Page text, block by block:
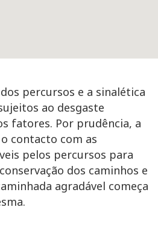
percursos e a sinalética
ao desgaste
fatores. Por prudência, a
contacto com as
pelos percursos para
dos caminhos e
agradável começa